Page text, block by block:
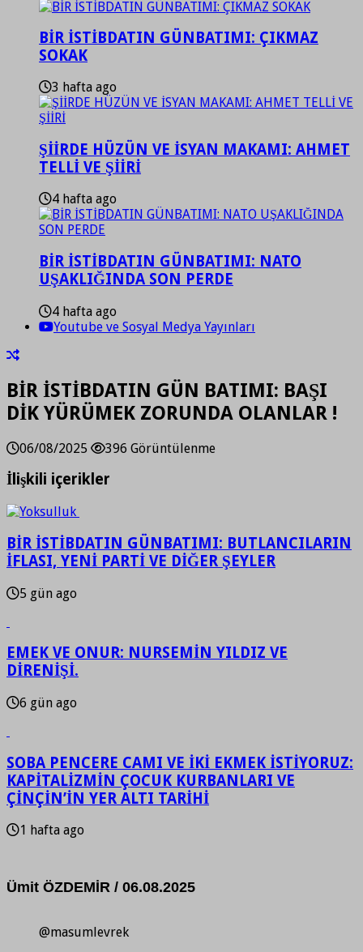
BİR İSTİBDATIN GÜNBATIMI: ÇIKMAZ
SOKAK
3 hafta ago
ŞİİRDE HÜZÜN VE İSYAN MAKAMI: AHMET
TELLİ VE ŞİİRİ
4 hafta ago
BİR İSTİBDATIN GÜNBATIMI: NATO
UŞAKLIĞINDA SON PERDE
4 hafta ago
Youtube ve Sosyal Medya Yayınları
BİR İSTİBDATIN GÜN BATIMI: BAŞI
DİK YÜRÜMEK ZORUNDA OLANLAR !
06/08/2025 396 Görüntülenme
İlişkili içerikler
BİR İSTİBDATIN GÜNBATIMI: BUTLANCILARIN
İFLASI, YENİ PARTİ VE DİĞER ŞEYLER
5 gün ago
EMEK VE ONUR: NURSEMİN YILDIZ VE
DİRENİŞİ.
6 gün ago
SOBA PENCERE CAMI VE İKİ EKMEK İSTİYORUZ:
KAPİTALİZMİN ÇOCUK KURBANLARI VE
ÇİNÇİN’İN YER ALTI TARİHİ
1 hafta ago
Ümit ÖZDEMİR / 06.08.2025
@masumlevrek